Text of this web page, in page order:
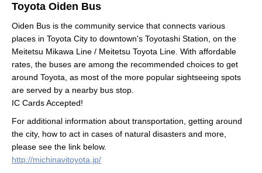
Toyota Oiden Bus
Oiden Bus is the community service that connects various
places in Toyota City to downtown's Toyotashi Station, on the
Meitetsu Mikawa Line / Meitetsu Toyota Line. With affordable
rates, the buses are among the recommended choices to get
around Toyota, as most of the more popular sightseeing spots
are served by a nearby bus stop.
IC Cards Accepted!
For additional information about transportation, getting around
the city, how to act in cases of natural disasters and more,
please see the link below.
http://michinavitoyota.jp/